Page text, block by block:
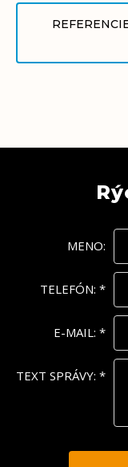
MENO:
TELEFÓN: *
E-MAIL: *
TEXT SPRÁVY: *